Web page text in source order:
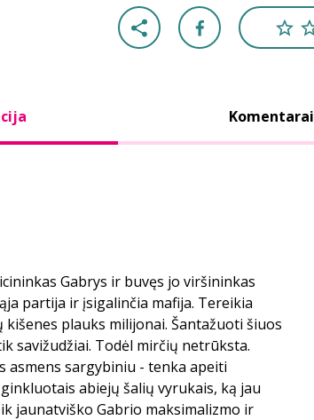
Komentarai
Gabrys ir buvęs jo viršininkas
partija ir įsigalinčia mafija. Tereikia
plauks milijonai. Šantažuoti šiuos
savižudžiai. Todėl mirčių netrūksta.
asmens sargybiniu - tenka apeiti
abiejų šalių vyrukais, ką jau
jaunatviško Gabrio maksimalizmo ir